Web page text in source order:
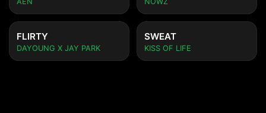
FLIRTY
DAYOUNG X JAY PARK
SWEAT
KISS OF LIFE